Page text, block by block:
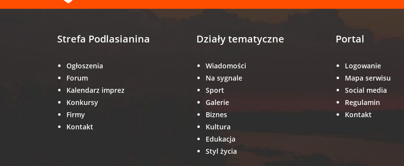
Strefa Podlasianina
Ogłoszenia
Forum
Kalendarz imprez
Konkursy
Firmy
Kontakt
Działy tematyczne
Wiadomości
Na sygnale
Sport
Galerie
Biznes
Kultura
Edukacja
Styl życia
Portal
Logowanie
Mapa serwisu
Social media
Regulamin
Kontakt